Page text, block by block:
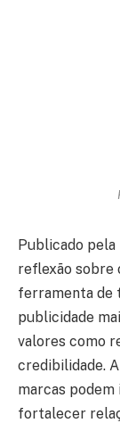
Publicado pela
reflexão sobre
ferramenta de
publicidade
valores como
credibilidade.
marcas
fortalecer